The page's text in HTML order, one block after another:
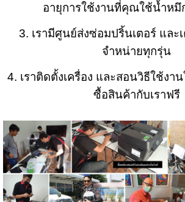
อายุการใช้งานที่คุณใช้น้ำหมึ
3. เรามีศูนย์ส่งซ่อมปริ้นเตอร์ และ
จำหน่ายทุกรุ่น
4. เราติดตั้งเครื่อง และสอนวิธีใช้งา
ซื้อสินค้ากับเราฟรี